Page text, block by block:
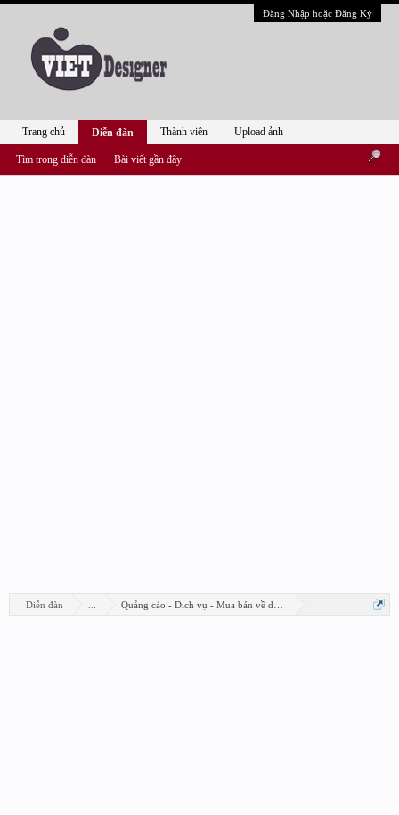
Đăng Nhập hoặc Đăng Ký
Diễn đàn Quảng cáo - Dịch vụ - Mua bán về design
Trang chủ Diễn đàn
Tìm trong diễn đàn Bài viết gần đây
Thành viên Upload ảnh